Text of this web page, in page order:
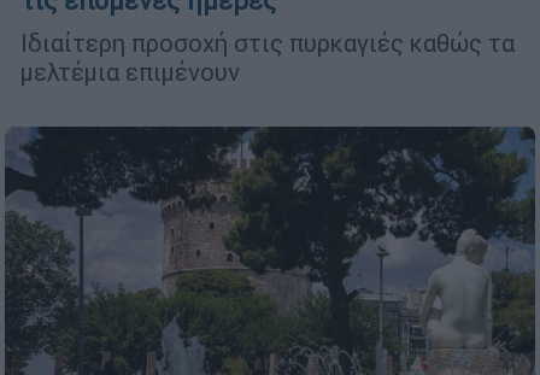
Ιδιαίτερη προσοχή στις πυρκαγιές καθώς τα
μελτέμια επιμένουν